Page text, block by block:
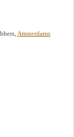
Amsterdams